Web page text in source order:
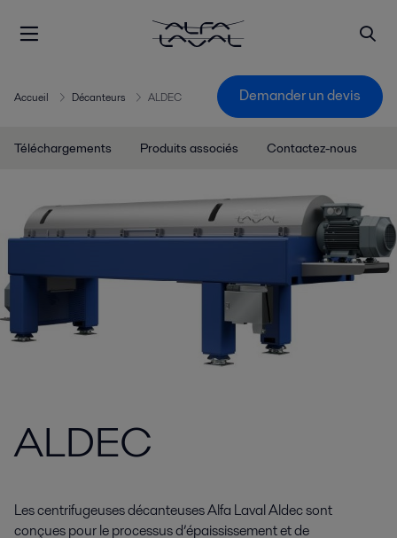
Accueil Décanteurs ALDEC Demander un devis
Téléchargements Produits associés Contactez-nous
ALDEC
Les centrifugeuses décanteuses Alfa Laval Aldec sont
conçues pour le processus d’épaississement et de